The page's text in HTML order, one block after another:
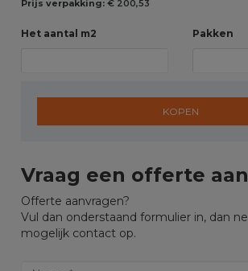
Prijs verpakking: € 200,53
Het aantal m2 Pakken
KOPEN
Vraag een offerte
Offerte aanvragen?
Vul dan onderstaand formulier in, dan
mogelijk contact op.